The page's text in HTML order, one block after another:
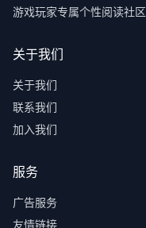
游戏玩家专属个性阅读社区
关于我们
关于我们
联系我们
加入我们
服务
广告服务
友情链接